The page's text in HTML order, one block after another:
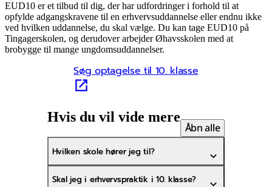
EUD10 er et tilbud til dig, der har udfordringer i forhold til at
opfylde adgangskravene til en erhvervsuddannelse eller endnu ikke
ved hvilken uddannelse, du skal vælge. Du kan tage EUD10 på
Tingagerskolen, og derudover arbejder Øhavsskolen med at
brobygge til mange ungdomsuddannelser.
Søg optagelse til 10. klasse
Hvis du vil vide mere
Åbn alle
Hvilken skole hører jeg til?
Skal jeg i erhvervspraktik i 10. klasse?